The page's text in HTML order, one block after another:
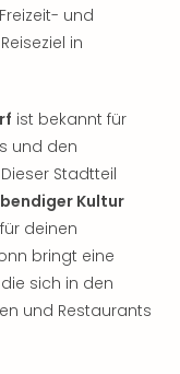
und
in
ist bekannt für
und den
Stadtteil
Kultur
deinen
bringt eine
sich in den
und Restaurants